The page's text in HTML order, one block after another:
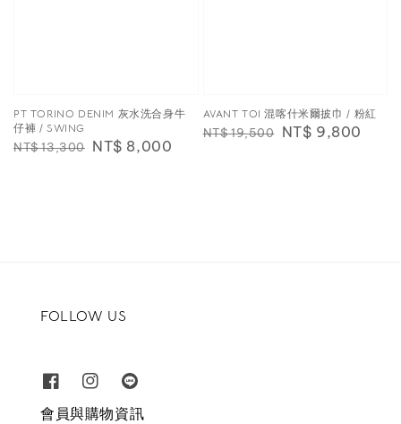
PT TORINO DENIM 灰水洗合身牛
仔褲 / SWING
Regular
NT$ 13,300 Sale
NT$ 8,000
AVANT TOI 混喀什米爾披巾 / 粉紅
Regular
NT$ 19,500 Sale
NT$ 9,800
FOLLOW US
會員與購物資訊